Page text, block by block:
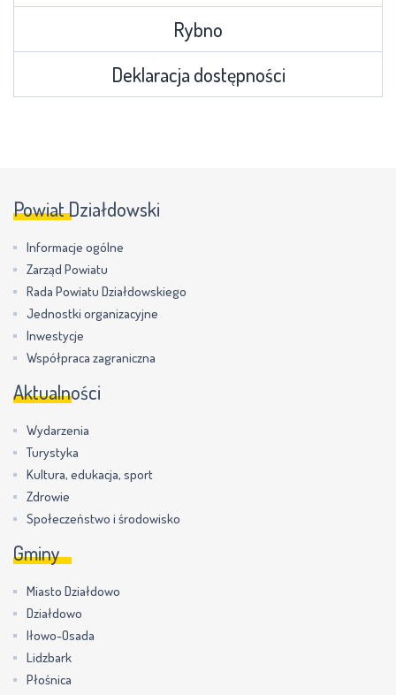
Rybno
Deklaracja dostępności
Powiat Działdowski
Informacje ogólne
Zarząd Powiatu
Rada Powiatu Działdowskiego
Jednostki organizacyjne
Inwestycje
Współpraca zagraniczna
Aktualności
Wydarzenia
Turystyka
Kultura, edukacja, sport
Zdrowie
Społeczeństwo i środowisko
Gminy
Miasto Działdowo
Działdowo
Iłowo-Osada
Lidzbark
Płośnica